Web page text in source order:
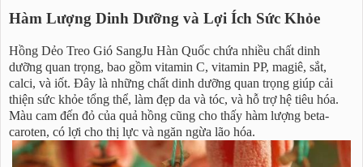
Hàm Lượng Dinh Dưỡng và Lợi Ích Sức Khỏe
Hồng Dẻo Treo Gió SangJu Hàn Quốc chứa nhiều chất dinh
dưỡng quan trọng, bao gồm vitamin C, vitamin PP, magiê, sắt,
calci, và iốt. Đây là những chất dinh dưỡng quan trọng giúp cải
thiện sức khỏe tổng thể, làm đẹp da và tóc, và hỗ trợ hệ tiêu hóa.
Màu cam đến đỏ của quả hồng cũng cho thấy hàm lượng beta-
caroten, có lợi cho thị lực và ngăn ngừa lão hóa.